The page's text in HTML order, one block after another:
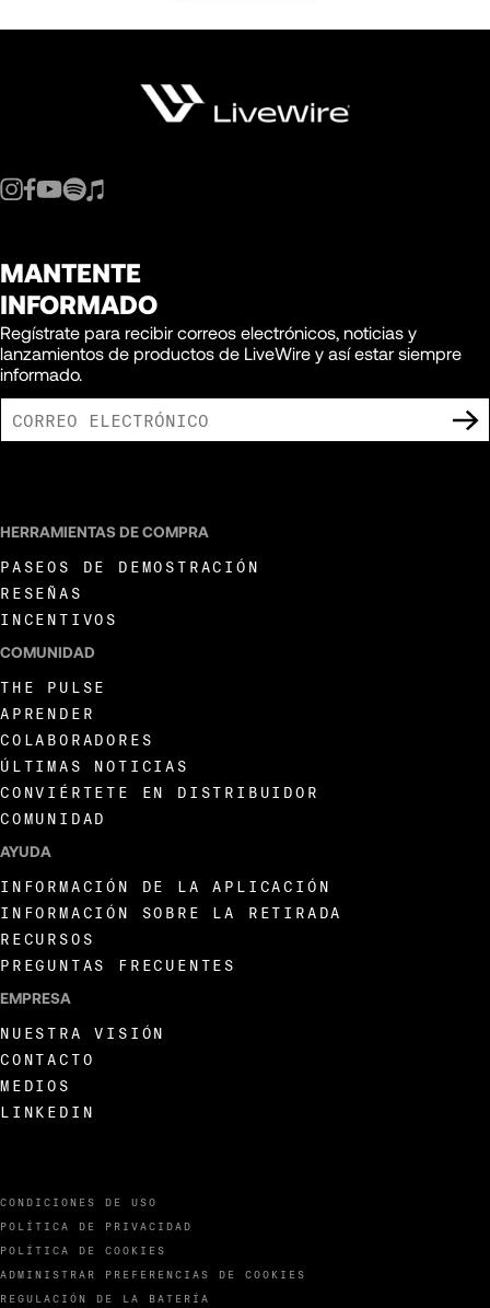
MANTENTE
INFORMADO
Regístrate para recibir correos electrónicos, noticias y
lanzamientos de productos de LiveWire y así estar siempre
informado.
CONDICIONES DE USO
POLÍTICA DE PRIVACIDAD
POLÍTICA DE COOKIES
ADMINISTRAR PREFERENCIAS DE COOKIES
REGULACIÓN DE LA BATERÍA
HERRAMIENTAS DE COMPRA
PASEOS DE DEMOSTRACIÓN
RESEÑAS
INCENTIVOS
COMUNIDAD
THE PULSE
APRENDER
COLABORADORES
ÚLTIMAS NOTICIAS
CONVIÉRTETE EN DISTRIBUIDOR
COMUNIDAD
AYUDA
INFORMACIÓN DE LA APLICACIÓN
INFORMACIÓN SOBRE LA RETIRADA
RECURSOS
PREGUNTAS FRECUENTES
EMPRESA
NUESTRA VISIÓN
CONTACTO
MEDIOS
LINKEDIN